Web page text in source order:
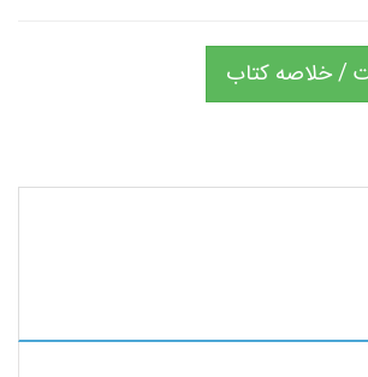
/ خلاصه کتاب